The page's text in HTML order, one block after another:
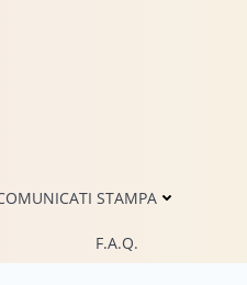
STAMPA
F.A.Q.